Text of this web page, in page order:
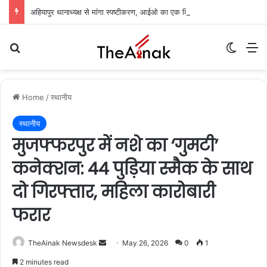
Home /स्थानीय
स्थानीय
मुजफ्फरपुर में नशे का ‘गुमटी’
कनेक्शन: 44 पुड़िया स्मैक के साथ
दो गिरफ्तार, महिला कारोबारी
फरार
TheAinak Newsdesk May 26, 2026 0 1
2 minutes read